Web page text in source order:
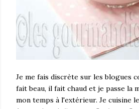
Je me fais discrète sur les blogues
fait beau, il fait chaud et je passe la
mon temps à l'extérieur. Je cuisine